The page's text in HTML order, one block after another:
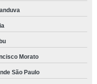
Morato
São Paulo